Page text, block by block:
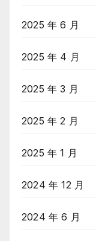
2025 年 6 月
2025 年 4 月
2025 年 3 月
2025 年 2 月
2025 年 1 月
2024 年 12 月
2024 年 6 月